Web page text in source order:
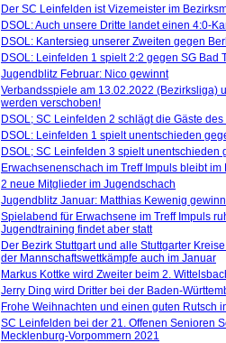
Der SC Leinfelden ist Vizemeister im
DSOL: Auch unsere Dritte landet einen 4:0-
DSOL: Kantersieg unserer Zweiten gegen
DSOL: Leinfelden 1 spielt 2:2 gegen SG Bad
Jugendblitz Februar: Nico gewinnt
Verbandsspiele am 13.02.2022 (Bezirksliga)
werden verschoben!
DSOL; SC Leinfelden 2 schlägt die Gäste
DSOL: Leinfelden 1 spielt unentschieden
DSOL; SC Leinfelden 3 spielt unentschieden
Erwachsenenschach im Treff Impuls bleibt
2 neue Mitglieder im Jugendschach
Jugendblitz Januar: Matthias Kewenig
Spielabend für Erwachsene im Treff Impuls
Jugendtraining findet aber statt
Der Bezirk Stuttgart und alle Stuttgarter
der Mannschaftswettkämpfe auch im Januar
Markus Kottke wird Zweiter beim 2.
Jerry Ding wird Dritter bei der Baden-
Frohe Weihnachten und einen guten Rutsch
SC Leinfelden bei der 21. Offenen Senioren
Mecklenburg-Vorpommern 2021